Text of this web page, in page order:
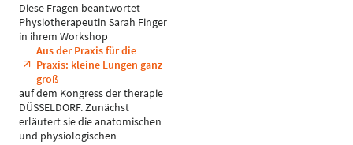
Diese Fragen beantwortet
Physiotherapeutin Sarah Finger
in ihrem Workshop
Aus der Praxis für die
Praxis: kleine Lungen ganz
groß
auf dem Kongress der therapie
DÜSSELDORF. Zunächst
erläutert sie die anatomischen
und physiologischen